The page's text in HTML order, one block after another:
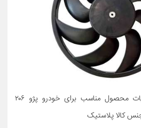
معرفی محصول جزئیات محصول مناسب برای خودرو پژو ۲۰۶